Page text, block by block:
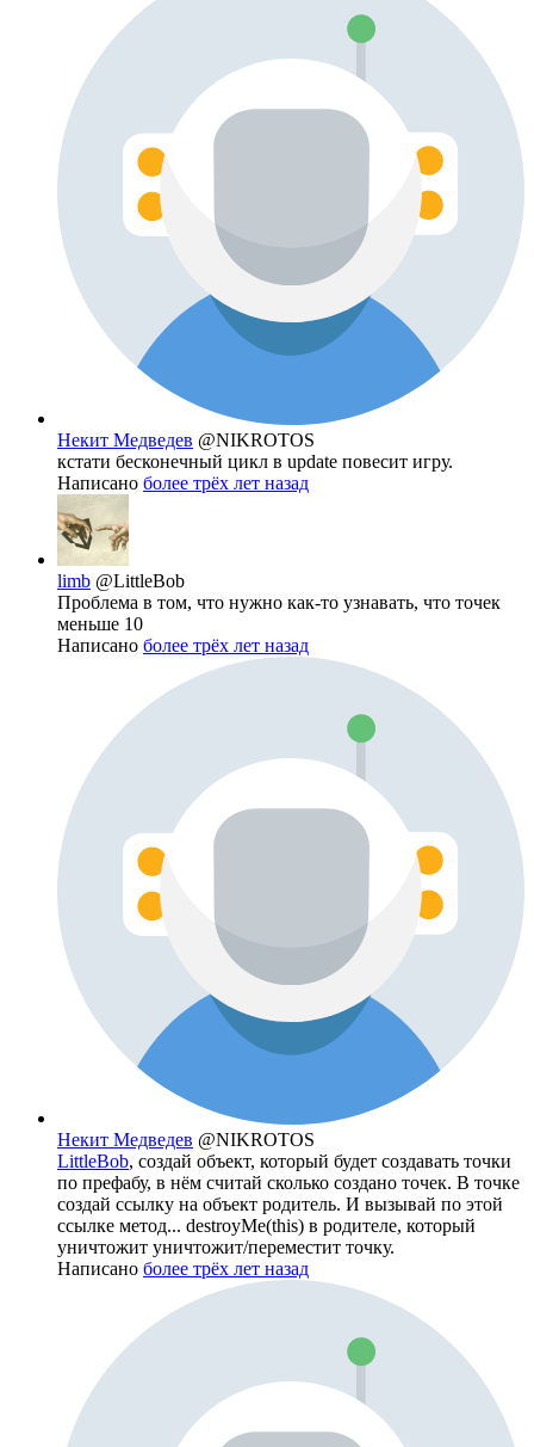
Некит Медведев @NIKROTOS
кстати бесконечный цикл в update повесит игру.
Написано более трёх лет назад
limb @LittleBob
Проблема в том, что нужно как-то узнавать, что точек
меньше 10
Написано более трёх лет назад
Некит Медведев @NIKROTOS
LittleBob, создай объект, который будет создавать точки
по префабу, в нём считай сколько создано точек. В точке
создай ссылку на объект родитель. И вызывай по этой
ссылке метод... destroyMe(this) в родителе, который
уничтожит уничтожит/переместит точку.
Написано более трёх лет назад